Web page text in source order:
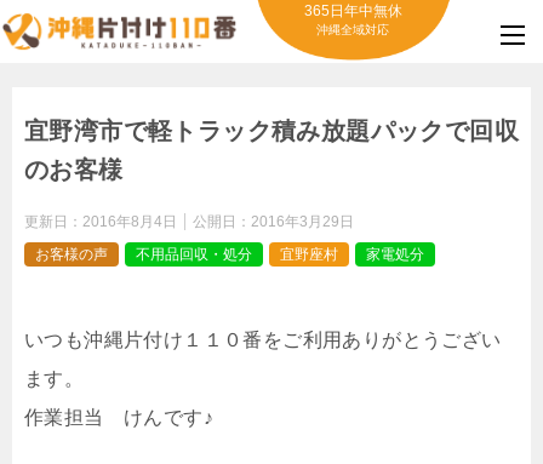
365日年中無休
沖縄全域対応
宜野湾市で軽トラック積み放題パックで回収
のお客様
更新日： 2016年8月4日 公開日： 2016年3月29日
お客様の声
不用品回収・処分 宜野座村 家電処分
いつも沖縄片付け１１０番をご利用ありがとうござい
ます。
作業担当 けんです♪